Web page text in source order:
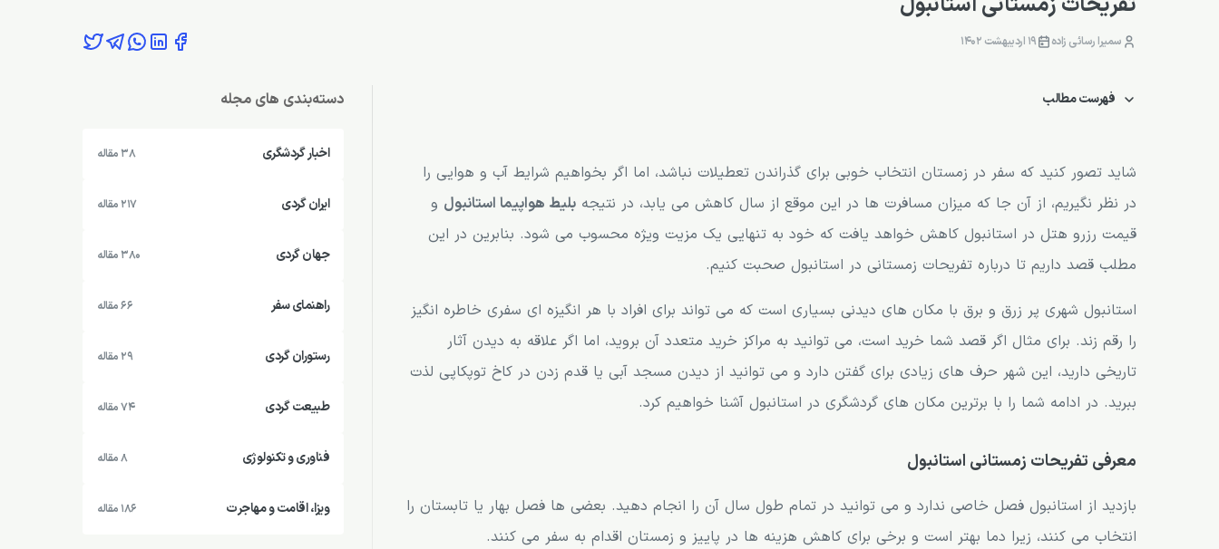
سمیرا رسائی زاده 19 اردیبهشت 1402
فهرست مطالب
جاهای دیدنی استانبول در زمستان
شاید تصور کنید که سفر در زمستان انتخاب خوبی برای گذراندن تعطیلات نباشد، اما اگر بخواهیم شرایط آب و هوایی را
در نظر نگیریم، از آن جا که میزان مسافرت ها در این موقع از سال کاهش می یابد، در نتیجه بلیط هواپیما استانبول و
قیمت رزرو هتل در استانبول کاهش خواهد یافت که خود به تنهایی یک مزیت ویژه محسوب می شود. بنابرین در این
مطلب قصد داریم تا درباره تفریحات زمستانی در استانبول صحبت کنیم.
استانبول شهری پر زرق و برق با مکان های دیدنی بسیاری است که می تواند برای افراد با هر انگیزه ای سفری خاطره انگیز
را رقم زند. برای مثال اگر قصد شما خرید است، می توانید به مراکز خرید متعدد آن بروید، اما اگر علاقه به دیدن آثار
تاریخی دارید، این شهر حرف های زیادی برای گفتن دارد و می توانید از دیدن مسجد آبی یا قدم زدن در کاخ توپکاپی لذت
ببرید. در ادامه شما را با برترین مکان های گردشگری در استانبول آشنا خواهیم کرد.
معرفی تفریحات زمستانی استانبول
بازدید از استانبول فصل خاصی ندارد و می توانید در تمام طول سال آن را انجام دهید. بعضی ها فصل بهار یا تابستان را
انتخاب می کنند، زیرا دما بهتر است و برخی برای کاهش هزینه ها در پاییز و زمستان اقدام به سفر می کنند.
دسته‌بندی های مجله
اخبار گردشگری 38 مقاله
ایران گردی 217 مقاله
جهان گردی 380 مقاله
راهنمای سفر 66 مقاله
رستوران گردی 29 مقاله
طبیعت گردی 74 مقاله
فناوری و تکنولوژی 8 مقاله
ویزا، اقامت و مهاجرت 186 مقاله